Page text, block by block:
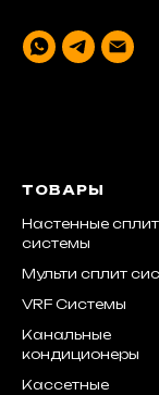
ТОВАРЫ
Настенные сплит
системы
Мульти сплит
VRF Системы
Канальные
кондиционеры
Кассетные